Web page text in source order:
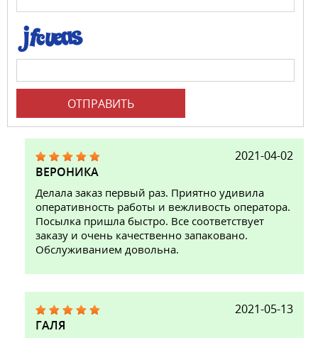
ОТПРАВИТЬ
2021-04-02
ВЕРОНИКА
Делала заказ первый раз. Приятно удивила
оперативность работы и вежливость оператора.
Посылка пришла быстро. Все соответствует
заказу и очень качественно запаковано.
Обслуживанием довольна.
2021-05-13
ГАЛЯ